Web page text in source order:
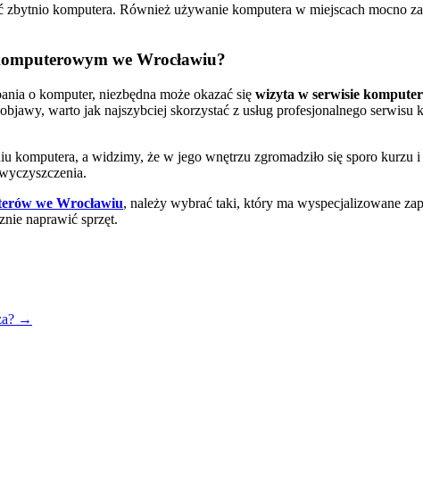
komputera. Również używanie komputera w miejscach mocno
we Wrocławiu?
o komputer, niezbędna może okazać się wizyta w serwisie
warto jak najszybciej skorzystać z usług profesjonalnego
komputera, a widzimy, że w jego wnętrzu zgromadziło się sporo
we Wrocławiu, należy wybrać taki, który ma wyspecjalizowane
naprawić sprzęt.
→